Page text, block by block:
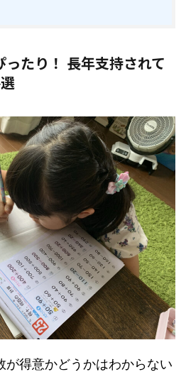
たり！ 長年支持されて
が得意かどうかはわからない